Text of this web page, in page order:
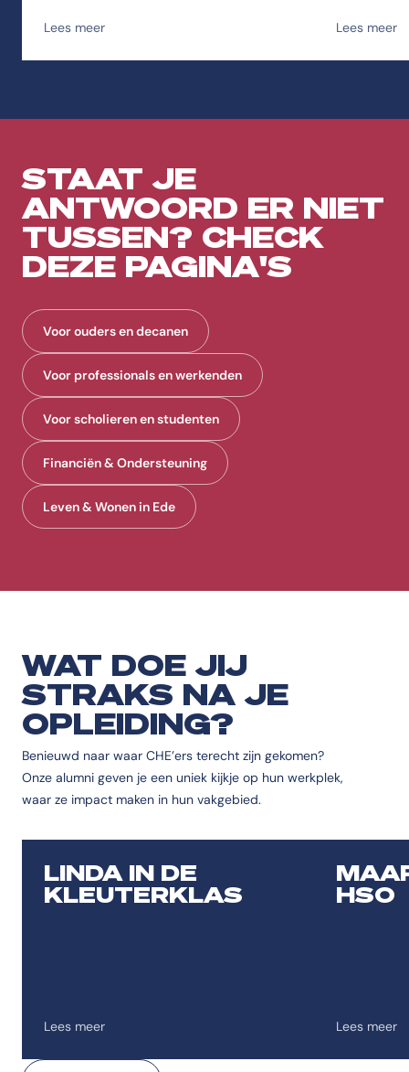
Lees meer Lees meer
STAAT JE
ANTWOORD ER NIET
TUSSEN? CHECK
DEZE PAGINA'S
Voor ouders en decanen
Voor professionals en werkenden
Voor scholieren en studenten
Financiën & Ondersteuning
Leven & Wonen in Ede
WAT DOE JIJ
STRAKS NA JE
OPLEIDING?
Benieuwd naar waar CHE’ers terecht zijn gekomen?
Onze alumni geven je een uniek kijkje op hun werkplek,
waar ze impact maken in hun vakgebied.
LINDA IN DE
KLEUTERKLAS
Lees meer
HSO
Lees meer